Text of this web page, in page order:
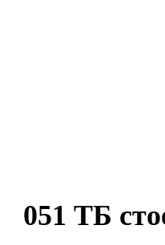
051 ТБ